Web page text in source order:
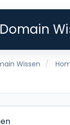
Wissen